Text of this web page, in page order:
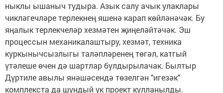
ныклы ышаныч тудыра. Азык салу ачык улаклары
чикләгечләре терлекнең яшенә карап көйләнәчәк. Бу
яңалык терлекчеләр хезмәтен җиңеләйтәчәк. Эш
процессын механикалаштыру, хезмәт, техника
куркынычсызлыгы таләпләренең төгәл, катгый
үтәлеше өчен дә шартлар булдырылачак. Былтыр
Дүртиле авылы янәшәсендә төзелгән "игезәк"
комплекста да шундый ук проект кулланылды.